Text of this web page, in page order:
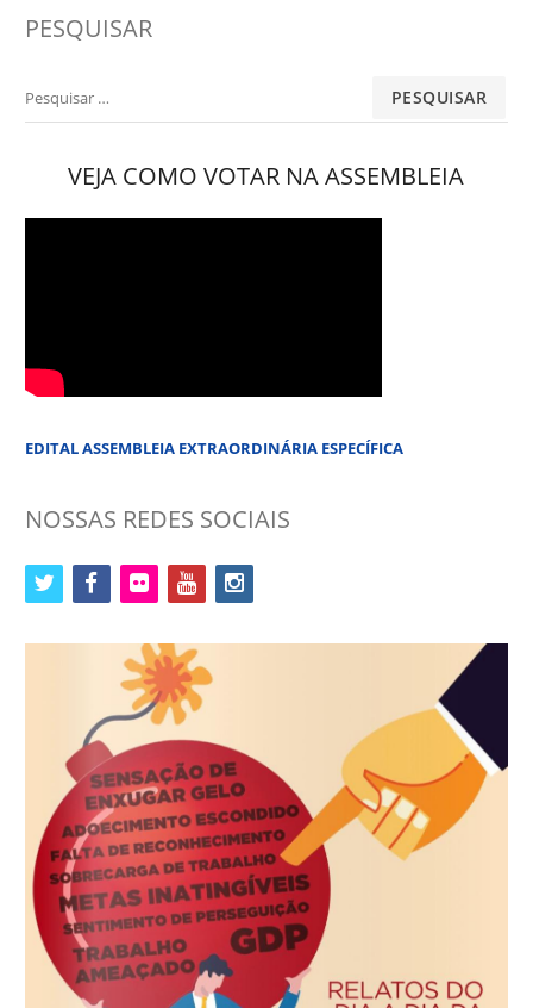
PESQUISAR
Pesquisar
VEJA COMO VOTAR NA ASSEMBLEIA
EDITAL ASSEMBLEIA EXTRAORDINÁRIA ESPECÍFICA
NOSSAS REDES SOCIAIS
twitter facebookflickr youtubeinstagram